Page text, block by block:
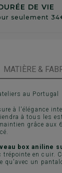
DE VIE
seulement
MATIÈRE &
au Portugal
à l'élégance
à tous les
grâce aux
veau box aniline
trépointe en cuir.
qu'avec un